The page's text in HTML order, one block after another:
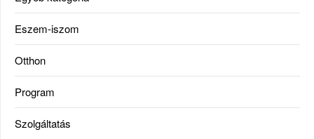
Eszem-iszom
Otthon
Program
Szolgáltatás